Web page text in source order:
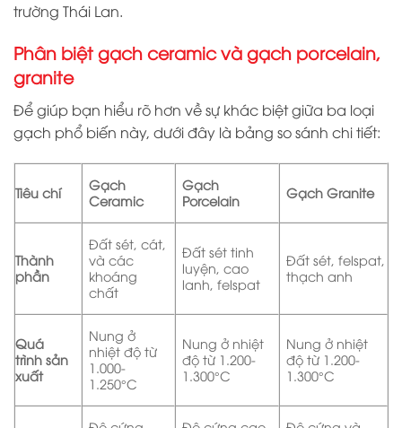
trường Thái Lan.
Phân biệt gạch ceramic và gạch porcelain,
granite
Để giúp bạn hiểu rõ hơn về sự khác biệt giữa ba loại
gạch phổ biến này, dưới đây là bảng so sánh chi tiết:
Tiêu chí
Gạch
Ceramic
Gạch
Porcelain
Gạch Granite
Thành
phần
Đất sét, cát,
và các
khoáng
chất
Đất sét tinh
luyện, cao
lanh, felspat
Đất sét, felspat,
thạch anh
Quá
trình sản
xuất
Nung ở
nhiệt độ từ
1.000-
1.250°C
Nung ở nhiệt
độ từ 1.200-
1.300°C
Nung ở nhiệt
độ từ 1.200-
1.300°C